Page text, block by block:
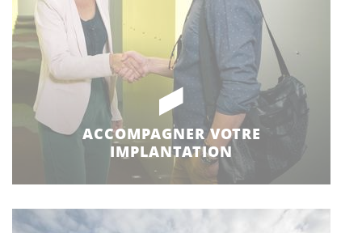
ACCOMPAGNER VOTRE
IMPLANTATION